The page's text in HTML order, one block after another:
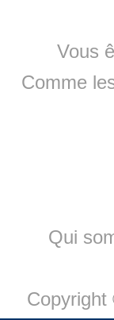
Vous
Comme
Qui